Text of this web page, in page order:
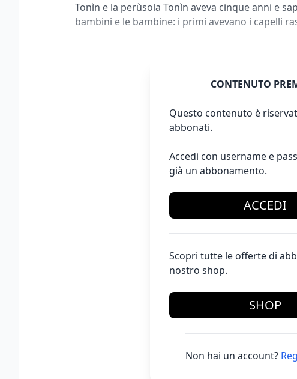
Tonìn e la perùsola Tonìn aveva cinque anni e
bambini e le bambine: i primi avevano i capelli
CONTENUTO
Questo contenuto è
abbonati.
Accedi con username e
già un abbonamento.
ACCEDI
Scopri tutte le offerte di
nostro shop.
SHOP
Non hai un account?